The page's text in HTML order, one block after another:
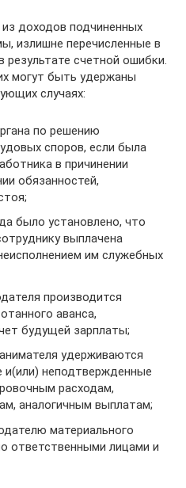
доходов подчиненных
излишне перечисленные в
результате счетной ошибки.
могут быть удержаны
случаях:
по решению
споров, если была
в причинении
обязанностей,
было установлено, что
выплачена
им служебных
производится
аванса,
будущей зарплаты;
удерживаются
и(или) неподтвержденные
расходам,
аналогичным выплатам;
материального
ответственными лицами и